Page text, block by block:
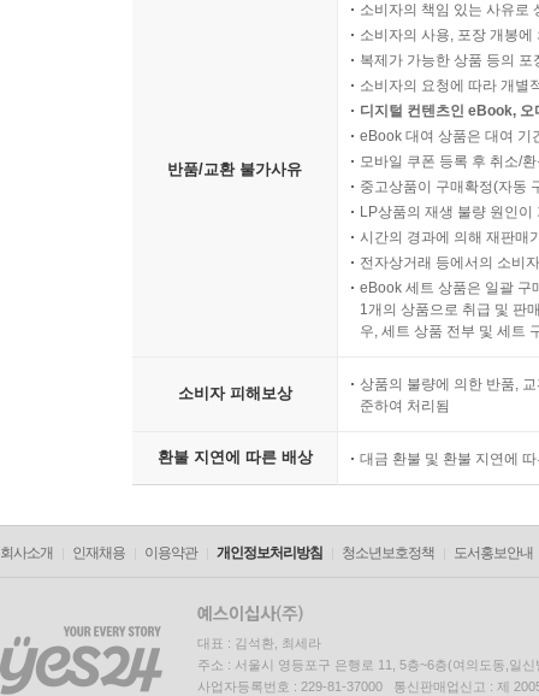
반품/교환 불가사유
소비자의 책임 있는 사유로
소비자의 사용, 포장 개봉
복제가 가능한 상품 등의
소비자의 요청에 따라 개별
디지털 컨텐츠인 eBook,
eBook 대여 상품은 대여 기
모바일 쿠폰 등록 후 취소/
중고상품이 구매확정(자동
LP상품의 재생 불량 원인
시간의 경과에 의해 재판매
전자상거래 등에서의 소비
eBook 세트 상품은 일괄 구
1개의 상품으로 취급 및 판
우, 세트 상품 전부 및 세트
소비자 피해보상
상품의 불량에 의한 반품,
준하여 처리됨
환불 지연에 따른 배상 대금 환불 및 환불 지연에
회사소개 인재채용 이용약관 개인정보처리방침 청소년보호정책 도서홍보안내
대표 : 김석환, 최세라
주소 : 서울시 영등포구 은행로 11, 5층~6층(여의도동,일신
사업자등록번호 : 229-81-37000 통신판매업신고 : 제